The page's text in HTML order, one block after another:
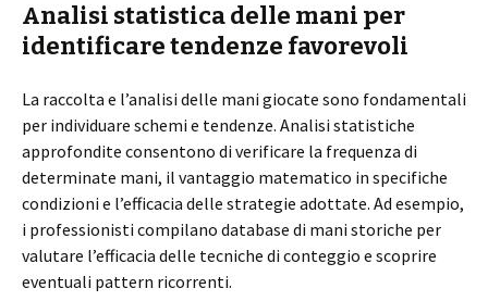
Analisi statistica delle mani per
identificare tendenze favorevoli
La raccolta e l’analisi delle mani giocate sono fondamentali
per individuare schemi e tendenze. Analisi statistiche
approfondite consentono di verificare la frequenza di
determinate mani, il vantaggio matematico in specifiche
condizioni e l’efficacia delle strategie adottate. Ad esempio,
i professionisti compilano database di mani storiche per
valutare l’efficacia delle tecniche di conteggio e scoprire
eventuali pattern ricorrenti.